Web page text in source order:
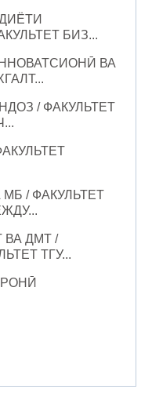
БИЗ...
ВА
/ ФАКУЛЬТЕТ
/ ФАКУЛЬТЕТ
ВА ДМТ /
ТГУ...